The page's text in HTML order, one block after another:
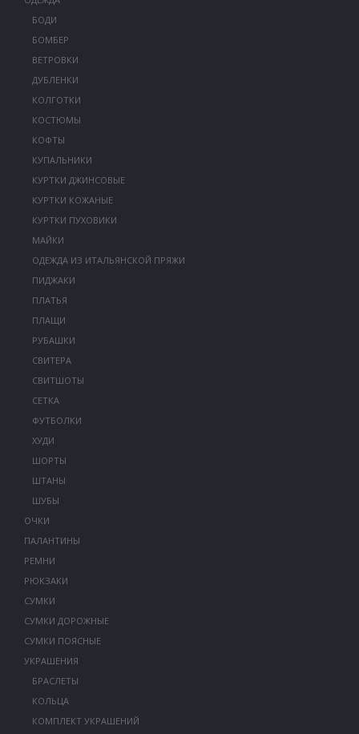
БОДИ
БОМБЕР
ВЕТРОВКИ
ДУБЛЕНКИ
КОЛГОТКИ
КОСТЮМЫ
КОФТЫ
КУПАЛЬНИКИ
КУРТКИ ДЖИНСОВЫЕ
КУРТКИ КОЖАНЫЕ
КУРТКИ ПУХОВИКИ
МАЙКИ
ОДЕЖДА ИЗ ИТАЛЬЯНСКОЙ ПРЯЖИ
ПИДЖАКИ
ПЛАТЬЯ
ПЛАЩИ
РУБАШКИ
СВИТЕРА
СВИТШОТЫ
СЕТКА
ФУТБОЛКИ
ХУДИ
ШОРТЫ
ШТАНЫ
ШУБЫ
ОЧКИ
ПАЛАНТИНЫ
РЕМНИ
РЮКЗАКИ
СУМКИ
СУМКИ ДОРОЖНЫЕ
СУМКИ ПОЯСНЫЕ
УКРАШЕНИЯ
БРАСЛЕТЫ
КОЛЬЦА
КОМПЛЕКТ УКРАШЕНИЙ